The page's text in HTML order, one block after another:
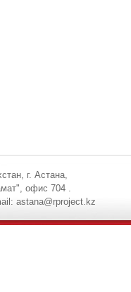
г. Астана,
офис 704 .
astana@rproject.kz